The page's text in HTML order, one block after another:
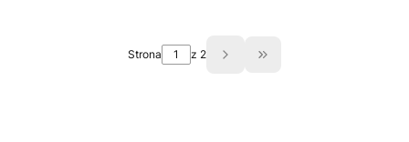
Strona z 2 Przejdź do ostatniej